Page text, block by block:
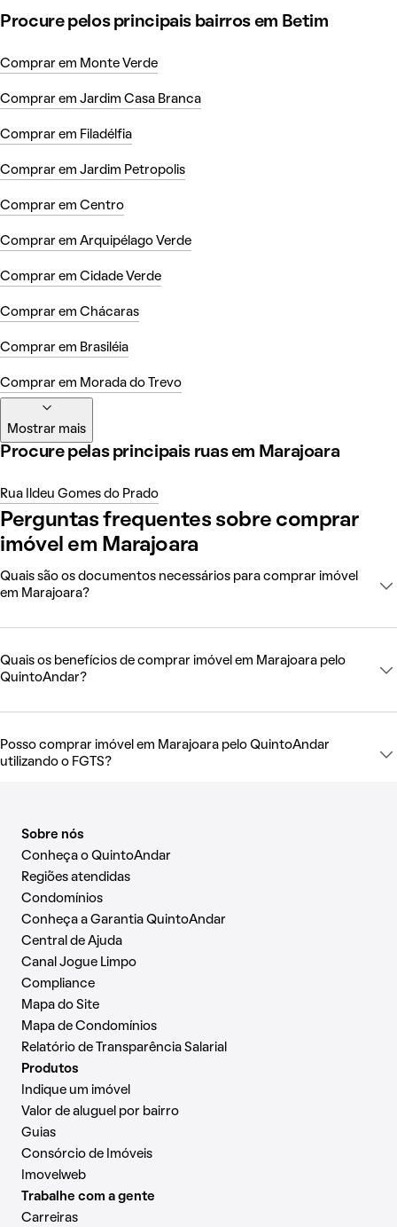
Procure pelos principais bairros em Betim
Comprar em Monte Verde
Comprar em Jardim Casa Branca
Comprar em Filadélfia
Comprar em Jardim Petropolis
Comprar em Centro
Comprar em Arquipélago Verde
Comprar em Cidade Verde
Comprar em Chácaras
Comprar em Brasiléia
Comprar em Morada do Trevo
Mostrar mais
Procure pelas principais ruas em Marajoara
Rua Ildeu Gomes do Prado
Perguntas frequentes sobre comprar
imóvel em Marajoara
Quais são os documentos necessários para comprar imóvel
em Marajoara?
Quais os benefícios de comprar imóvel em Marajoara pelo
QuintoAndar?
Posso comprar imóvel em Marajoara pelo QuintoAndar
utilizando o FGTS?
Sobre nós
Conheça o QuintoAndar
Regiões atendidas
Condomínios
Conheça a Garantia QuintoAndar
Central de Ajuda
Canal Jogue Limpo
Compliance
Mapa do Site
Mapa de Condomínios
Relatório de Transparência Salarial
Produtos
Indique um imóvel
Valor de aluguel por bairro
Guias
Consórcio de Imóveis
Imovelweb
Trabalhe com a gente
Carreiras